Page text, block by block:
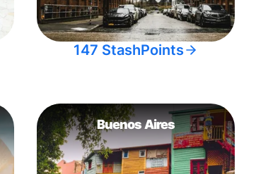
147 StashPoints
Buenos Aires